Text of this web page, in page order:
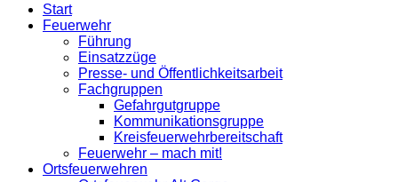
Start
Feuerwehr
Führung
Einsatzzüge
Presse- und Öffentlichkeitsarbeit
Fachgruppen
Gefahrgutgruppe
Kommunikationsgruppe
Kreisfeuerwehrbereitschaft
Feuerwehr – mach mit!
Ortsfeuerwehren